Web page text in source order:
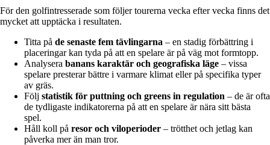
För den golfintresserade som följer tourerna vecka efter vecka finns det
mycket att upptäcka i resultaten.
Titta på de senaste fem tävlingarna – en stadig förbättring i
placeringar kan tyda på att en spelare är på väg mot formtopp.
Analysera banans karaktär och geografiska läge – vissa
spelare presterar bättre i varmare klimat eller på specifika typer
av gräs.
Följ statistik för puttning och greens in regulation – de är ofta
de tydligaste indikatorerna på att en spelare är nära sitt bästa
spel.
Håll koll på resor och viloperioder – trötthet och jetlag kan
påverka mer än man tror.